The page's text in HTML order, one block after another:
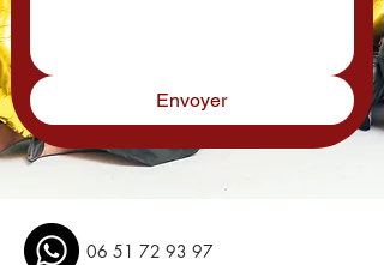
Envoyer
06 51 72 93 97